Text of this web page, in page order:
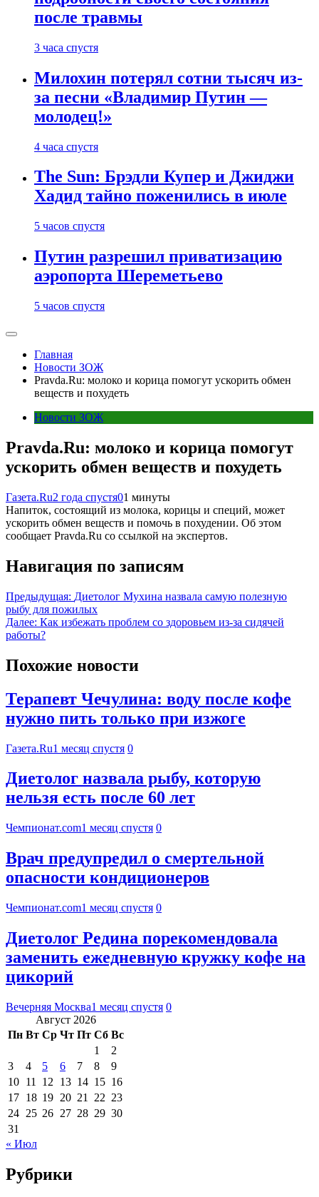
после травмы
3 часа спустя
Милохин потерял сотни тысяч из-
за песни «Владимир Путин —
молодец!»
4 часа спустя
The Sun: Брэдли Купер и Джиджи
Хадид тайно поженились в июле
5 часов спустя
Путин разрешил приватизацию
аэропорта Шереметьево
5 часов спустя
Главная
Новости ЗОЖ
Pravda.Ru: молоко и корица помогут ускорить обмен
веществ и похудеть
Новости ЗОЖ
Pravda.Ru: молоко и корица помогут
ускорить обмен веществ и похудеть
Газета.Ru2 года спустя01 минуты
Напиток, состоящий из молока, корицы и специй, может
ускорить обмен веществ и помочь в похудении. Об этом
сообщает Pravda.Ru со ссылкой на экспертов.
Навигация по записям
Предыдущая: Диетолог Мухина назвала самую полезную
рыбу для пожилых
Далее: Как избежать проблем со здоровьем из-за сидячей
работы?
Похожие новости
Терапевт Чечулина: воду после кофе
нужно пить только при изжоге
Газета.Ru1 месяц спустя 0
Диетолог назвала рыбу, которую
нельзя есть после 60 лет
Чемпионат.com1 месяц спустя 0
Врач предупредил о смертельной
опасности кондиционеров
Чемпионат.com1 месяц спустя 0
Диетолог Редина порекомендовала
заменить ежедневную кружку кофе на
цикорий
Вечерняя Москва1 месяц спустя 0
Август 2026
Пн Вт Ср Чт Пт Сб Вс
1
2
3
4 5 6 7 8
9
10 11 12 13 14 15 16
17 18 19 20 21 22 23
24 25 26 27 28 29 30
31
« Июл
Рубрики